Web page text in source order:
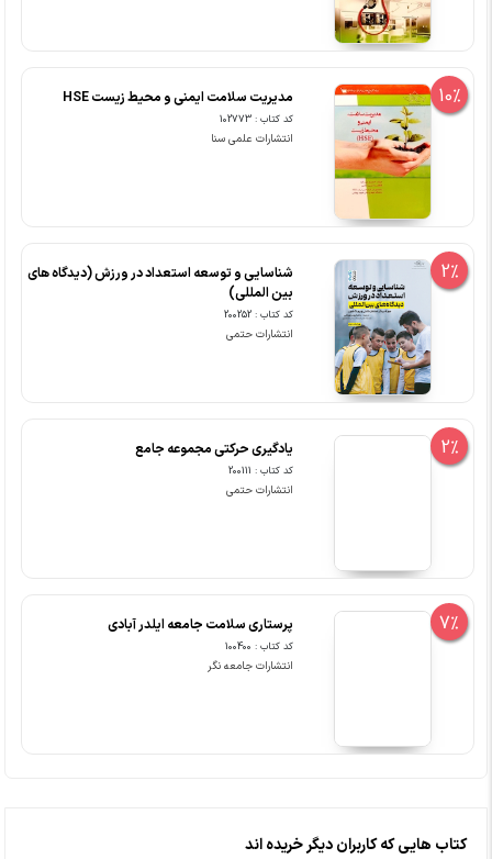
10% مدیریت سلامت ایمنی و محیط زیست HSE
کد کتاب : 102773
انتشارات علمی سنا
2%
شناسایی و توسعه استعداد در ورزش (دیدگاه های
بین المللی)
کد کتاب : 200252
انتشارات حتمی
2% یادگیری حرکتی مجموعه جامع
کد کتاب : 200111
انتشارات حتمی
7% پرستاری سلامت جامعه ایلدر آبادی
کد کتاب : 100400
انتشارات جامعه نگر
کتاب هایی که کاربران دیگر خریده اند